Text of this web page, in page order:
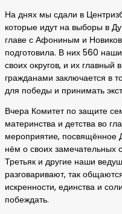
На днях мы сдали в
которые идут на выборы в
главе с Афониным и
подготовила. В них 560
своих округов, и их главный
гражданами заключается в
для победы и принимать
Вчера Комитет по защите
материнства и детства во
мероприятие, посвящённое
нём о своих замечательных
Третьяк и другие наши
разговаривают, так
искренности, единства и
побеждать.